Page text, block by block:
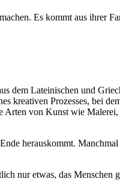
Es kommt aus ihrer
dem Lateinischen und
kreativen Prozesses, bei
Arten von Kunst wie
herauskommt.
nur etwas, das Menschen